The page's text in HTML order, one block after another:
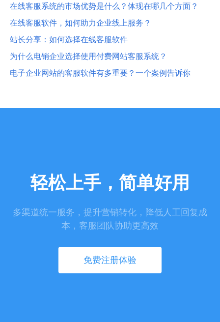
在线客服系统的市场优势是什么？体现在哪几个方面？
在线客服软件，如何助力企业线上服务？
站长分享：如何选择在线客服软件
为什么电销企业选择使用付费网站客服系统？
电子企业网站的客服软件有多重要？一个案例告诉你
轻松上手，简单好用
多渠道统一服务，提升营销转化，降低人工回复成
本，客服团队协助更高效
免费注册体验